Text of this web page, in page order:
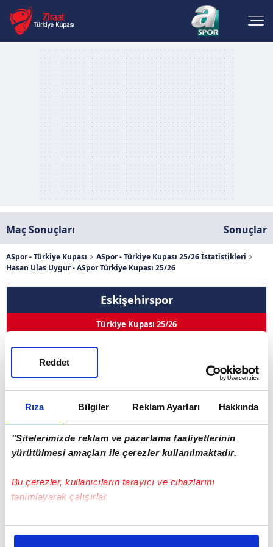
Rıza Bilgiler Reklam Ayarları Hakkında
"Sitelerimizde reklam ve pazarlama faaliyetlerinin
yürütülmesi amaçları ile çerezler kullanılmaktadır.
Bu çerezler, kullanıcıların tarayıcı ve cihazlarını
tanımlayarak çalışırlar.
Bu çerezlere izin vermeniz halinde sizlere özel
Reddet
Maç Sonuçları Sonuçlar
ASpor - Türkiye Kupası
ASpor - Türkiye Kupası 25/26 İstatistikleri
Hasan Ulas Uygur - ASpor Türkiye Kupası 25/26
Eskişehirspor
Türkiye Kupası 25/26
4 Pozisyon
Kullandığı Ayak --
0
Goller
0
Asistler
0
Oynama
0
İlk 11
Adı Soyadı Hasan Ulas Uygur
Ülke